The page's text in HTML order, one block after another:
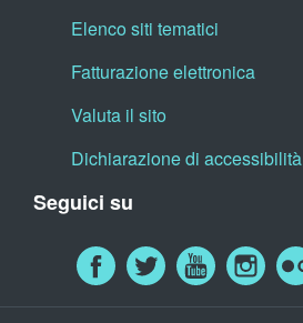
Elenco siti tematici
Fatturazione elettronica
Valuta il sito
Dichiarazione di accessibilità
Seguici su